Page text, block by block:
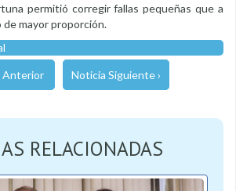
permitió corregir fallas pequeñas que a
mayor proporción.
Anterior Noticia Siguiente ›
RELACIONADAS